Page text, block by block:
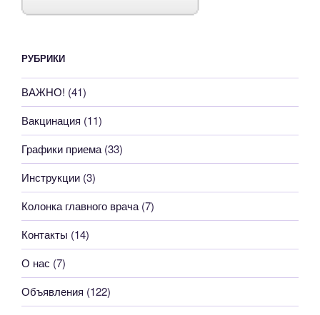
РУБРИКИ
ВАЖНО! (41)
Вакцинация (11)
Графики приема(33)
Инструкции (3)
Колонка главного врача(7)
Контакты (14)
О нас (7)
Объявления (122)